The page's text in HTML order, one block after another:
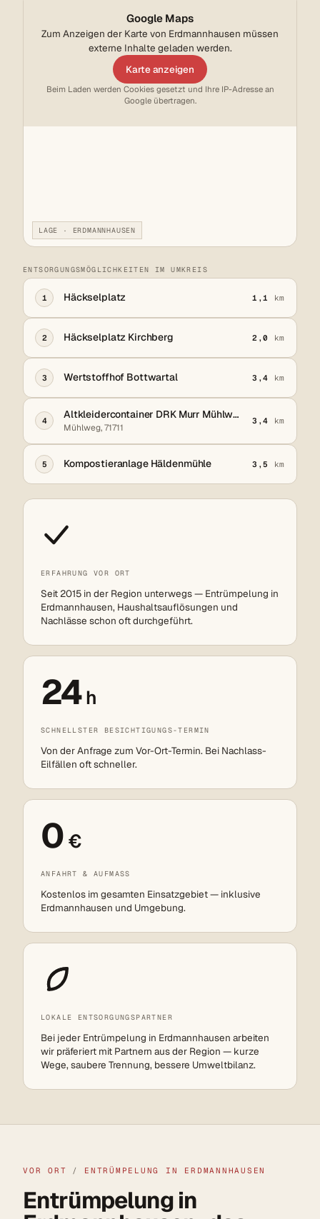
Google Maps
Zum Anzeigen der Karte von Erdmannhausen müssen
externe Inhalte geladen werden.
Karte anzeigen
Beim Laden werden Cookies gesetzt und Ihre IP-Adresse an
Google übertragen.
LAGE · ERDMANNHAUSEN
ENTSORGUNGSMÖGLICHKEITEN IM UMKREIS
1 Häckselplatz 1,1 km
2 Häckselplatz Kirchberg 2,0 km
3 Wertstoffhof Bottwartal 3,4 km
4
Altkleidercontainer DRK Murr Mühlweg
Mühlweg, 71711
3,4 km
5 Kompostieranlage Häldenmühle 3,5 km
ERFAHRUNG VOR ORT
Seit 2015 in der Region unterwegs — Entrümpelung in
Erdmannhausen, Haushaltsauflösungen und
Nachlässe schon oft durchgeführt.
24h
SCHNELLSTER BESICHTIGUNGS-TERMIN
Von der Anfrage zum Vor-Ort-Termin. Bei Nachlass-
Eilfällen oft schneller.
0 €
ANFAHRT & AUFMASS
Kostenlos im gesamten Einsatzgebiet — inklusive
Erdmannhausen und Umgebung.
LOKALE ENTSORGUNGSPARTNER
Bei jeder Entrümpelung in Erdmannhausen arbeiten
wir präferiert mit Partnern aus der Region — kurze
Wege, saubere Trennung, bessere Umweltbilanz.
VOR ORT / ENTRÜMPELUNG IN ERDMANNHAUSEN
Entrümpelung in